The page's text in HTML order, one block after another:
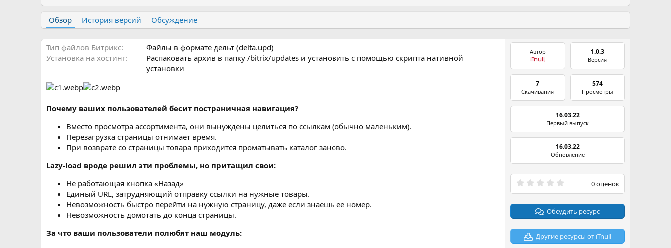
о
р
а
с
о
з
д
н
и
я
Обзор История версий Обсуждение
Тип файлов Битрикс
Файлы в формате дельт (delta.upd)
Установка на хостинг
Распаковать архив в папку /bitrix/updates и установить с помощью скрипта нативной
установки
Почему ваших пользователей бесит постраничная навигация?
Вместо просмотра ассортимента, они вынуждены целиться по ссылкам (обычно маленьким).
Перезагрузка страницы отнимает время.
При возврате со страницы товара приходится проматывать каталог заново.
Lazy-load вроде решил эти проблемы, но притащил свои:
Не работающая кнопка «Назад»
Единый URL, затрудняющий отправку ссылки на нужные товары.
Невозможность быстро перейти на нужную страницу, даже если знаешь ее номер.
Невозможность домотать до конца страницы.
За что ваши пользователи полюбят наш модуль:
Автор
iTnull
1.0.3
Версия
7
Скачивания
574
Просмотры
16.03.22
Первый выпуск
16.03.22
Обновление
0
0
з
в
з
д
0 оценок
Обсудить ресурс
Другие ресурсы от iTnull